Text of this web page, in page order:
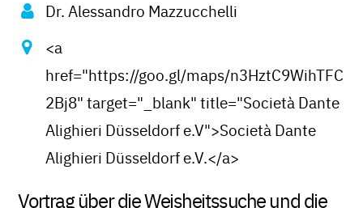
Dr. Alessandro Mazzucchelli
<a
href="https://goo.gl/maps/n3HztC9WihTFC
2Bj8" target="_blank" title="Società Dante
Alighieri Düsseldorf e.V">Società Dante
Alighieri Düsseldorf e.V.</a>
Vortrag über die Weisheitssuche und die